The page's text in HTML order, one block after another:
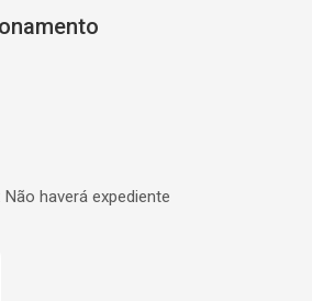
Não haverá expediente